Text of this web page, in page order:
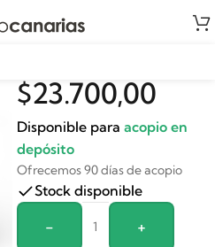
$23.700,00
Disponible para acopio en
depósito
Ofrecemos 90 días de acopio
Stock disponible
- +
Alternative: